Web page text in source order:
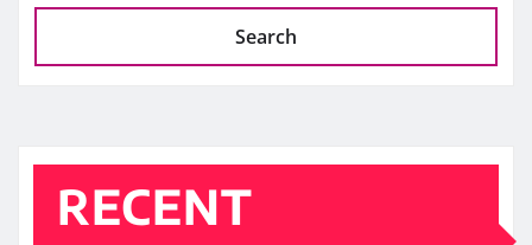
Search
RECENT